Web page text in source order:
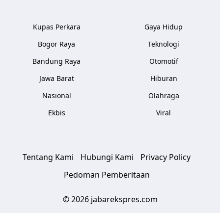
Kupas Perkara
Bogor Raya
Bandung Raya
Jawa Barat
Nasional
Ekbis
Gaya Hidup
Teknologi
Otomotif
Hiburan
Olahraga
Viral
Tentang Kami Hubungi Kami
Privacy Policy
Pedoman Pemberitaan
© 2026 jabarekspres.com